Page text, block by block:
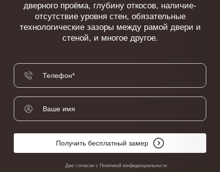
дверного проёма, глубину откосов, наличие-
отсутствие уровня стен, обязательные
технологические зазоры между рамой двери и
стеной, и многое другое.
Получить бесплатный замер
Даю согласие с Политикой конфиденциальности